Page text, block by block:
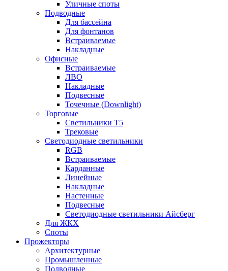
Уличные споты
Подводные
Для бассейна
Для фонтанов
Встраиваемые
Накладные
Офисные
Встраиваемые
ЛВО
Накладные
Подвесные
Точечные (Downlight)
Торговые
Светильники Т5
Трековые
Светодиодные светильники
RGB
Встраиваемые
Карданные
Линейные
Накладные
Настенные
Подвесные
Светодиодные светильники Айсберг
Для ЖКХ
Споты
Прожекторы
Архитектурные
Промышленные
Подводные